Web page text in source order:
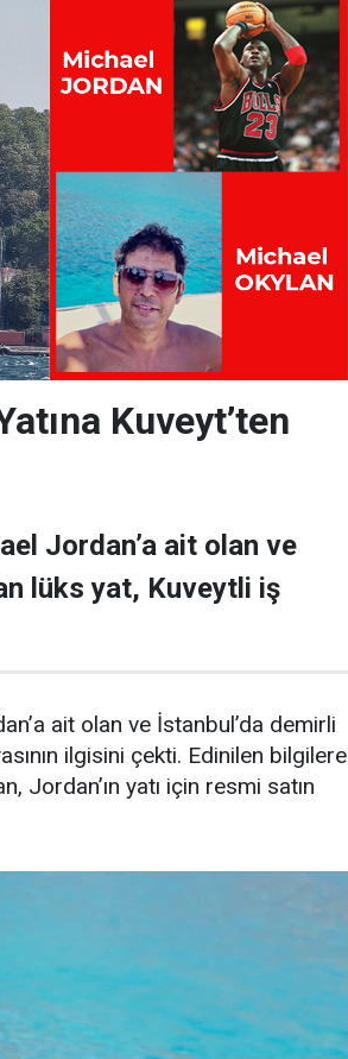
Kuveyt’ten
Jordan’a ait olan ve
lüks yat, Kuveytli iş
ait olan ve İstanbul’da demirli
ilgisini çekti. Edinilen bilgilere
Jordan’ın yatı için resmi satın